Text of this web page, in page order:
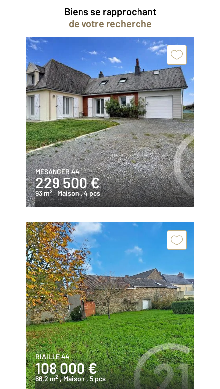
Biens se rapprochant
de votre recherche
MESANGER 44
229 500 €
93 m2 , Maison, 4 pcs
RIAILLE 44
108 000 €
66,2 m2 , Maison, 5 pcs